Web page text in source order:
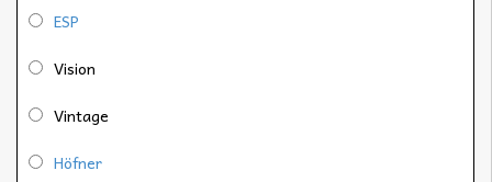
ESP
Vision
Vintage
Höfner